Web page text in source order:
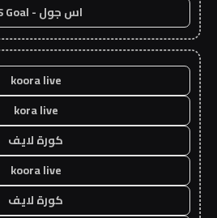
اس جول - AS Goal
koora live
kora live
كورة لايف
koora live
كورة لايف